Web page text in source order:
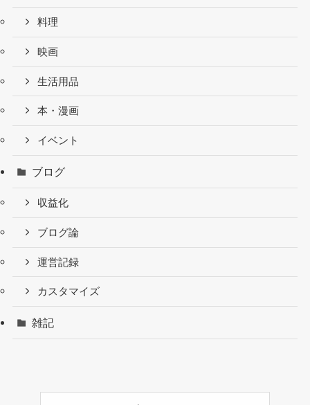
料理
映画
生活用品
本・漫画
イベント
ブログ
収益化
ブログ論
運営記録
カスタマイズ
雑記